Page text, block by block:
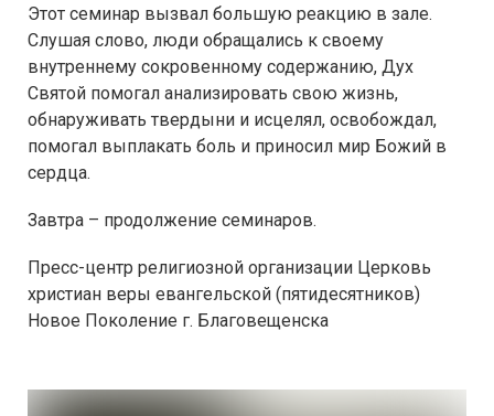
Этот семинар вызвал большую реакцию в зале.
Слушая слово, люди обращались к своему
внутреннему сокровенному содержанию, Дух
Святой помогал анализировать свою жизнь,
обнаруживать твердыни и исцелял, освобождал,
помогал выплакать боль и приносил мир Божий в
сердца.
Завтра – продолжение семинаров.
Пресс-центр религиозной организации Церковь
христиан веры евангельской (пятидесятников)
Новое Поколение г. Благовещенска